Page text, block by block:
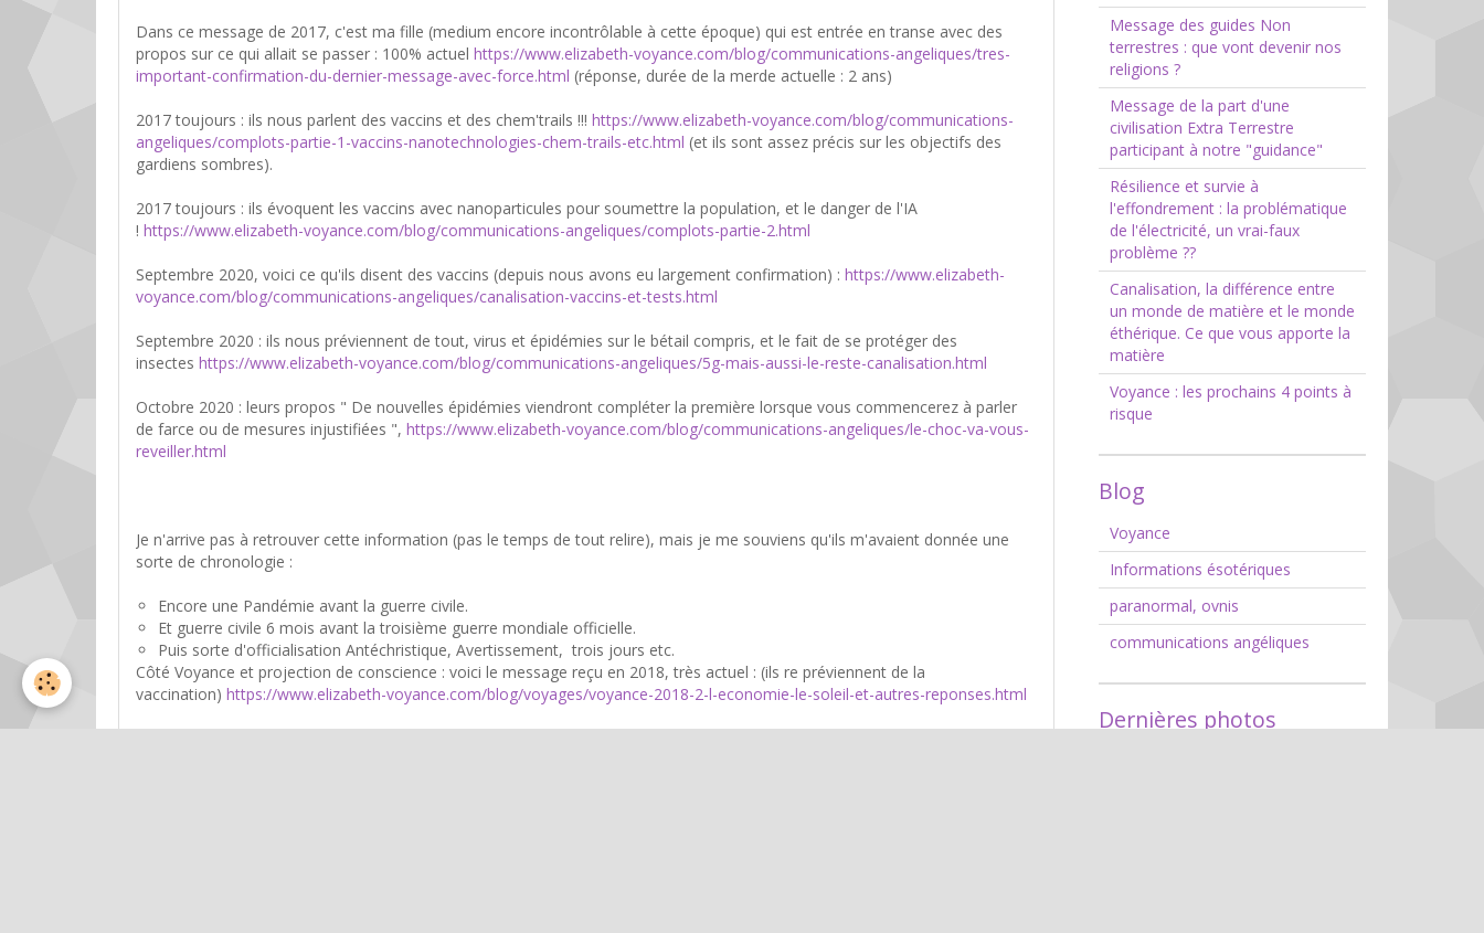
Dans ce message de 2017, c'est ma fille (medium encore incontrôlable à cette époque) qui est entrée en transe avec des
propos sur ce qui allait se passer : 100% actuel https://www.elizabeth-voyance.com/blog/communications-angeliques/tres-
important-confirmation-du-dernier-message-avec-force.html (réponse, durée de la merde actuelle : 2 ans)
2017 toujours : ils nous parlent des vaccins et des chem'trails !!! https://www.elizabeth-voyance.com/blog/communications-
angeliques/complots-partie-1-vaccins-nanotechnologies-chem-trails-etc.html (et ils sont assez précis sur les objectifs des
gardiens sombres).
2017 toujours : ils évoquent les vaccins avec nanoparticules pour soumettre la population, et le danger de l'IA
! https://www.elizabeth-voyance.com/blog/communications-angeliques/complots-partie-2.html
Septembre 2020, voici ce qu'ils disent des vaccins (depuis nous avons eu largement confirmation) : https://www.elizabeth-
voyance.com/blog/communications-angeliques/canalisation-vaccins-et-tests.html
Septembre 2020 : ils nous préviennent de tout, virus et épidémies sur le bétail compris, et le fait de se protéger des
insectes https://www.elizabeth-voyance.com/blog/communications-angeliques/5g-mais-aussi-le-reste-canalisation.html
Octobre 2020 : leurs propos " De nouvelles épidémies viendront compléter la première lorsque vous commencerez à parler
de farce ou de mesures injustifiées ", https://www.elizabeth-voyance.com/blog/communications-angeliques/le-choc-va-vous-
reveiller.html
Je n'arrive pas à retrouver cette information (pas le temps de tout relire), mais je me souviens qu'ils m'avaient donnée une
sorte de chronologie :
Encore une Pandémie avant la guerre civile.
Et guerre civile 6 mois avant la troisième guerre mondiale officielle.
Puis sorte d'officialisation Antéchristique, Avertissement, trois jours etc.
Côté Voyance et projection de conscience : voici le message reçu en 2018, très actuel : (ils re préviennent de la
vaccination) https://www.elizabeth-voyance.com/blog/voyages/voyance-2018-2-l-economie-le-soleil-et-autres-reponses.html
Message des guides Non
terrestres : que vont devenir nos
religions ?
Message de la part d'une
civilisation Extra Terrestre
participant à notre "guidance"
Résilience et survie à
l'effondrement : la problématique
de l'électricité, un vrai-faux
problème ??
Canalisation, la différence entre
un monde de matière et le monde
éthérique. Ce que vous apporte la
matière
Voyance : les prochains 4 points à
risque
Blog
Voyance
Informations ésotériques
paranormal, ovnis
communications angéliques
Dernières photos